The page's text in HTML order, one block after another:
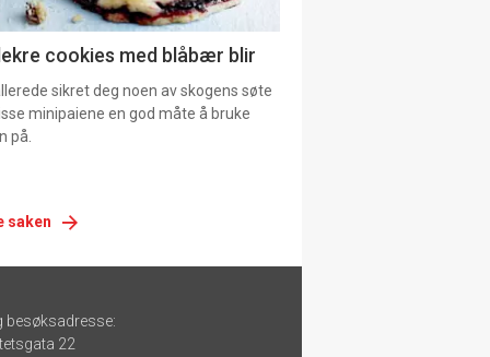
cookies med blåbær blir
sikret deg noen av skogens søte
minipaiene en god måte å bruke
på.
saken
besøksadresse:
22